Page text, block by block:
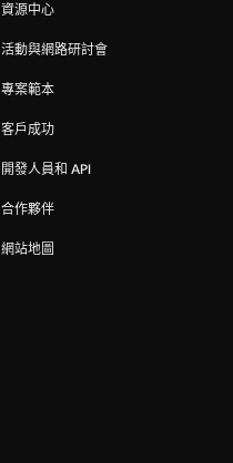
資源中心
活動與網路研討會
專案範本
客戶成功
開發人員和 API
合作夥伴
網站地圖